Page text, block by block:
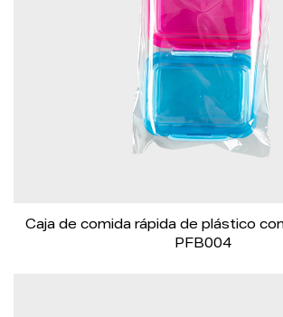
Caja de comida rápida de plástico
PFB004